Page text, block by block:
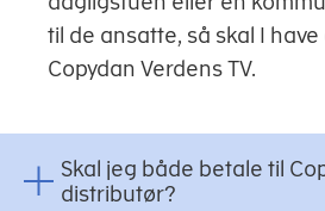
til de ansatte, så skal I
Copydan Verdens TV.
Skal jeg både betale til
distributør?